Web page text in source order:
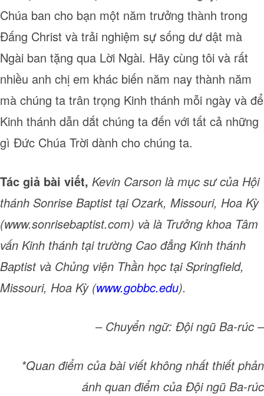
Chúa ban cho bạn một năm trưởng thành trong
Đấng Christ và trải nghiệm sự sống dư dật mà
Ngài ban tặng qua Lời Ngài. Hãy cùng tôi và rất
nhiều anh chị em khác biến năm nay thành năm
mà chúng ta trân trọng Kinh thánh mỗi ngày và để
Kinh thánh dẫn dắt chúng ta đến với tất cả những
gì Đức Chúa Trời dành cho chúng ta.
Tác giả bài viết, Kevin Carson là mục sư của Hội
thánh Sonrise Baptist tại Ozark, Missouri, Hoa Kỳ
(www.sonrisebaptist.com) và là Trưởng khoa Tâm
vấn Kinh thánh tại trường Cao đẳng Kinh thánh
Baptist và Chủng viện Thần học tại Springfield,
Missouri, Hoa Kỳ (www.gobbc.edu).
– Chuyển ngữ: Đội ngũ Ba-rúc –
*Quan điểm của bài viết không nhất thiết phản
ánh quan điểm của Đội ngũ Ba-rúc